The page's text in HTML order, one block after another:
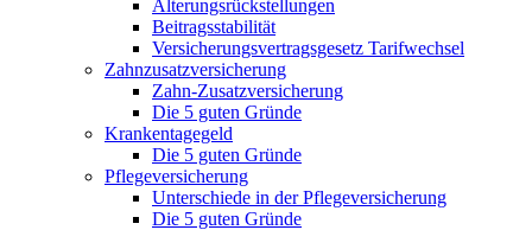
Alterungsrückstellungen
Beitragsstabilität
Versicherungsvertragsgesetz Tarifwechsel
Zahnzusatzversicherung
Zahn-Zusatzversicherung
Die 5 guten Gründe
Krankentagegeld
Die 5 guten Gründe
Pflegeversicherung
Unterschiede in der Pflegeversicherung
Die 5 guten Gründe